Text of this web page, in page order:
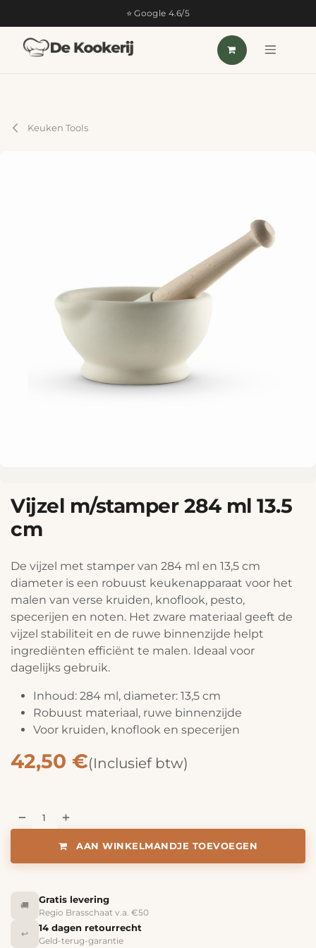
⭐ Google 4.6/5
Keuken Tools
Vijzel m/stamper 284 ml 13.5
cm
De vijzel met stamper van 284 ml en 13,5 cm
diameter is een robuust keukenapparaat voor het
malen van verse kruiden, knoflook, pesto,
specerijen en noten. Het zware materiaal geeft de
vijzel stabiliteit en de ruwe binnenzijde helpt
ingrediënten efficiënt te malen. Ideaal voor
dagelijks gebruik.
Inhoud: 284 ml, diameter: 13,5 cm
Robuust materiaal, ruwe binnenzijde
Voor kruiden, knoflook en specerijen
42,50 €(Inclusief btw)
AAN WINKELMANDJE TOEVOEGEN
🚚
Gratis levering
Regio Brasschaat v.a. €50
↩️
14 dagen retourrecht
Geld-terug-garantie